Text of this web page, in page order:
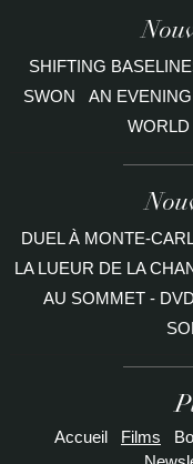
SHIFTING
SWON
AN
DUEL À MONTE-
LA LUEUR DE LA
AU SOMMET - DVD
Accueil Films